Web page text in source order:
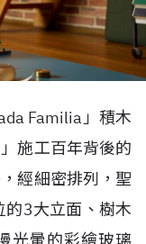
Familia」積木
施工百年背後的
經細密排列，聖
的3大立面、樹木
光暈的彩繪玻璃